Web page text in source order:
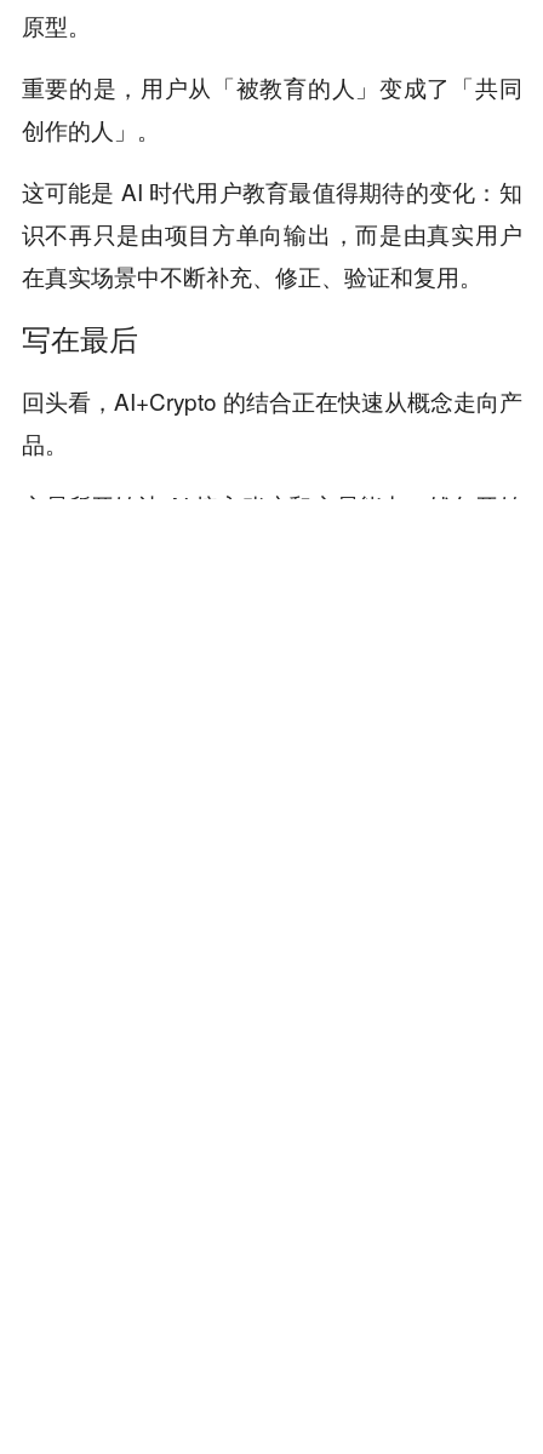
原型。
重要的是，用户从「被教育的人」变成了「共同
创作的人」。
这可能是 AI 时代用户教育最值得期待的变化：知
识不再只是由项目方单向输出，而是由真实用户
在真实场景中不断补充、修正、验证和复用。
写在最后
回头看，AI+Crypto 的结合正在快速从概念走向产
品。
交易所开始让 AI 接入账户和交易能力，钱包开始